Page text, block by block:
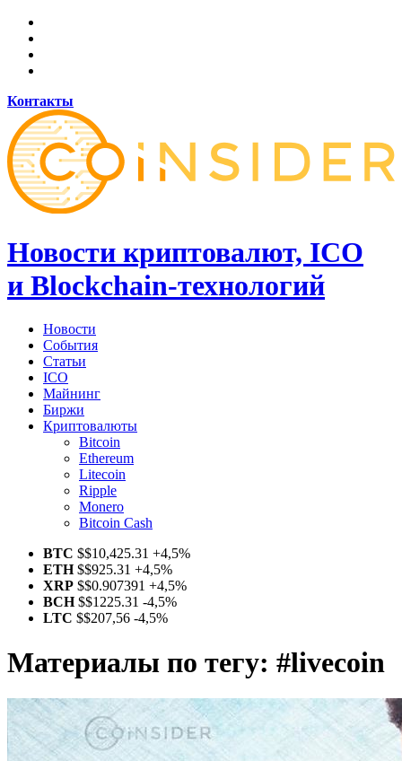
Контакты
Новости криптовалют, ICO
и Blockchain-технологий
Новости
События
Статьи
ICO
Майнинг
Биржи
Криптовалюты
Bitcoin
Ethereum
Litecoin
Ripple
Monero
Bitcoin Cash
BTC $$10,425.31 +4,5%
ETH$$925.31 +4,5%
XRP $$0.907391 +4,5%
BCH$$1225.31 -4,5%
LTC $$207,56 -4,5%
Материалы по тегу: #livecoin